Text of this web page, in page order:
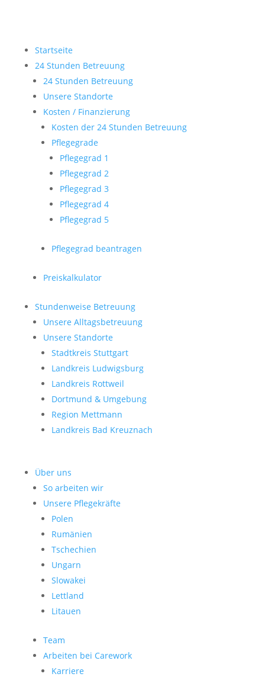
Startseite
24 Stunden Betreuung
24 Stunden Betreuung
Unsere Standorte
Kosten / Finanzierung
Kosten der 24 Stunden Betreuung
Pflegegrade
Pflegegrad 1
Pflegegrad 2
Pflegegrad 3
Pflegegrad 4
Pflegegrad 5
Pflegegrad beantragen
Preiskalkulator
Stundenweise Betreuung
Unsere Alltagsbetreuung
Unsere Standorte
Stadtkreis Stuttgart
Landkreis Ludwigsburg
Landkreis Rottweil
Dortmund & Umgebung
Region Mettmann
Landkreis Bad Kreuznach
Über uns
So arbeiten wir
Unsere Pflegekräfte
Polen
Rumänien
Tschechien
Ungarn
Slowakei
Lettland
Litauen
Team
Arbeiten bei Carework
Karriere